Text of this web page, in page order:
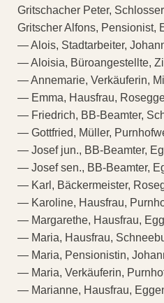
Gritschacher Peter,
Gritscher Alfons, Pensionist,
— Alois, Stadtarbeiter,
— Aloisia, Büroangestellte,
— Annemarie, Verkäuferin,
— Emma, Hausfrau,
— Friedrich, BB-Beamter,
— Gottfried, Müller,
— Josef jun., BB-Beamter,
— Josef sen., BB-Beamter,
— Karl, Bäckermeister,
— Karoline, Hausfrau,
— Margarethe, Hausfrau,
— Maria, Hausfrau,
— Maria, Pensionistin,
— Maria, Verkäuferin,
— Marianne, Hausfrau,